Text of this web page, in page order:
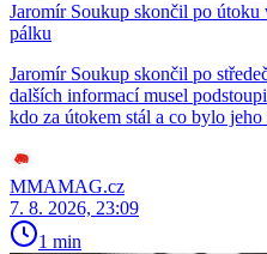
Jaromír Soukup skončil po
pálku
Jaromír Soukup skončil po
dalších informací musel
kdo za útokem stál a co bylo
MMAMAG.cz
7. 8. 2026, 23:09
1 min